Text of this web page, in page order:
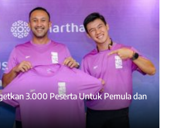
3.000 Peserta Untuk Pemula dan